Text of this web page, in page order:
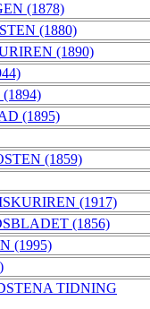
(1878)
(1880)
(1890)
(1895)
(1859)
(1917)
(1856)
(1995)
TIDNING